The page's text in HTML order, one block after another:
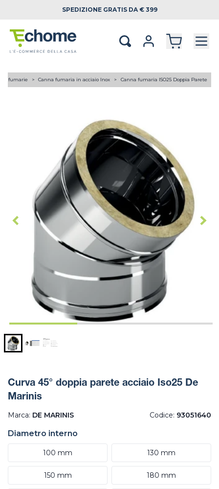
SPEDIZIONE GRATIS DA € 399
fumarie Canna fumaria in acciaio Inox Canna fumaria ISO25 Doppia Parete
Curva 45° doppia parete acciaio Iso25 De
Marinis
Marca: DE MARINIS Codice: 93051640
Diametro interno
100 mm 130 mm
150 mm 180 mm